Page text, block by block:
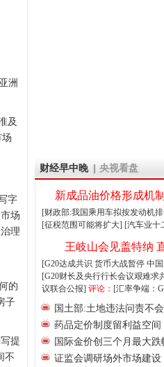
洲
及
字
场
理
的
子
提
不
财经早中晚 央视看盘
新成品油价格形成机
[财政部:我国乘用车拟按发动机
[征税范围可能将扩大] [汽车业十
王岐山会见盖特纳
[G20达成共识 货币大战暂停 中
[G20财长及央行行长会议艰难求
议联合公报] 评论： [汇率争端：
国土部:土地违法问责不
药品定价制度留利益空
国际金价创三个月最大
证监会调研场外市场建